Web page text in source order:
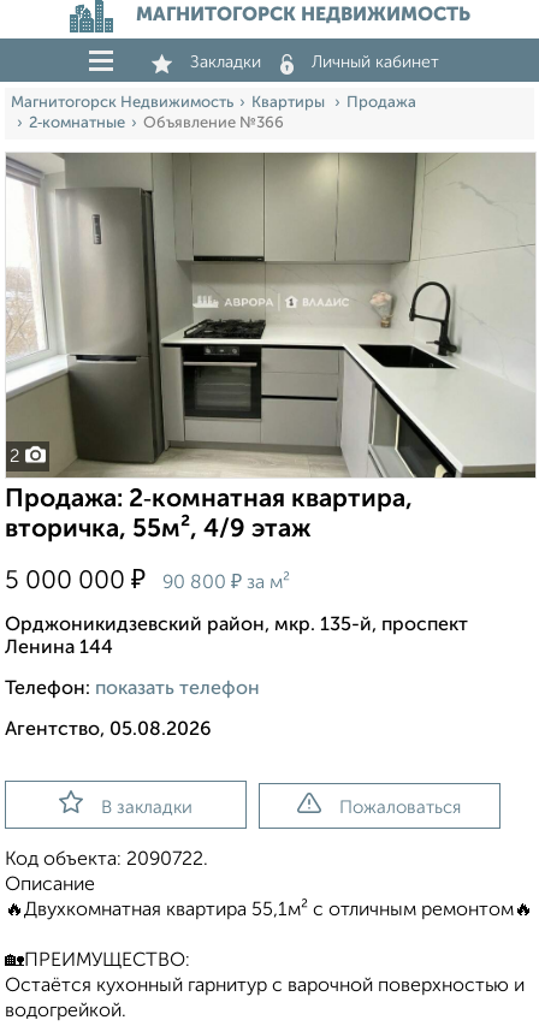
МАГНИТОГОРСК НЕДВИЖИМОСТЬ
Закладки Личный кабинет
Магнитогорск Недвижимость Квартиры
Продажа
2‑комнатные
Объявление №366
2
Продажа: 2‑комнатная квартира,
вторичка, 55м², 4/9 этаж
5 000 000 ₽ 90 800 ₽ за м²
Орджоникидзевский район, мкр. 135-й, проспект
Ленина 144
Телефон: показать телефон
Агентство, 05.08.2026
В закладки Пожаловаться
Код объекта: 2090722.
Описание
🔥Двухкомнатная квартира 55,1м² с отличным ремонтом🔥
🏡ПРЕИМУЩЕСТВО:
Остаётся кухонный гарнитур с варочной поверхностью и
водогрейкой.